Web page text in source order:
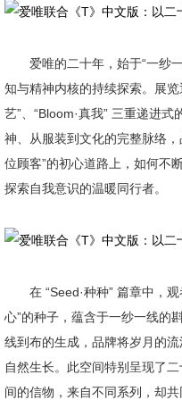
爱唯的二十年，始于“一纱一
知与精神内核的持续探索。展览
艺”、“Bloom·真我” 三重递进
神、从服装到文化的完整脉络
位顾客”的初心道路上，如何不
探索自我意识的温暖同行者。
在 “Seed·种种” 篇章中，观
心”的种子，蕴含于一纱一线的
线到布的生成，品牌将岁月的
自然生长。此空间特别呈现了
间的信物，来自不同系列，却